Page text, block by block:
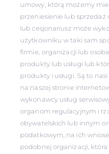
umowy, którą możemy
przeniesienie lub
lub cesjonariusz może
użytkowniku w taki sam
firmie, organizacji lub
produkty lub usługi lub
produkty i usługi. Są to
na naszej stronie
wykonawcy usług
organom regulacyjnym i
obywatelskich lub innym
podatkowym, na ich
podobnej organizacji,